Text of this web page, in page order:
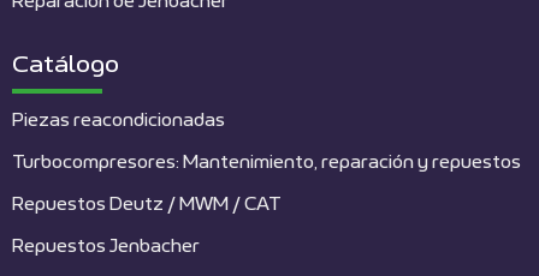
Catálogo
Piezas reacondicionadas
Turbocompresores: Mantenimiento, reparación y repuestos
Repuestos Deutz / MWM / CAT
Repuestos Jenbacher